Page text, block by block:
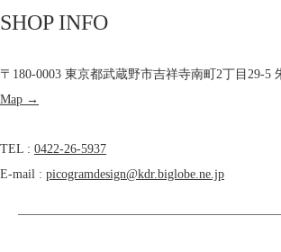
SHOP INFO
〒180-0003 東京都武蔵野市吉祥寺南町2丁目29-5
Map →
TEL : 0422-26-5937
E-mail : picogramdesign@kdr.biglobe.ne.jp